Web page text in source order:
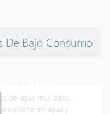
De Bajo Consumo
de agua muy bajos.
ahorrar en agua y